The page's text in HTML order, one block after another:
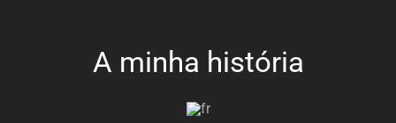
A minha história